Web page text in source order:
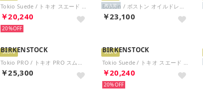
￥20,240
20%
￥23,100
再入荷
Store
BIRKENSTOCK
￥25,300
Store
BIRKENSTOCK
￥20,240
20%